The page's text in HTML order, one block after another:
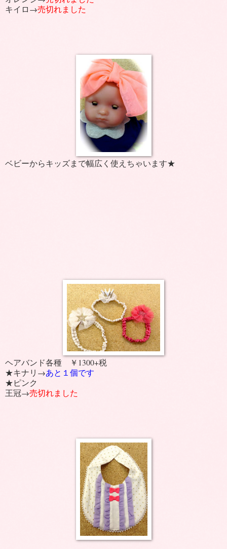
キイロ→売切れました
ベビーからキッズまで幅広く使えちゃいます★
ヘアバンド各種 ￥1300+税
★キナリ→あと１個です
★ピンク
王冠→売切れました